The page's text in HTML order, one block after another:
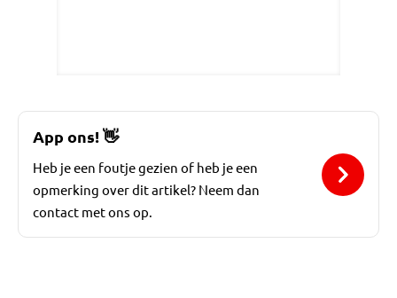
App ons!👋
Heb je een foutje gezien of heb je een
opmerking over dit artikel? Neem dan
contact met ons op.